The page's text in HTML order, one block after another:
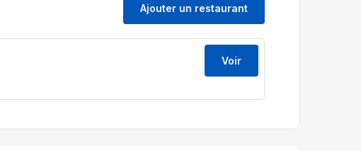
Ajouter un restaurant
Voir